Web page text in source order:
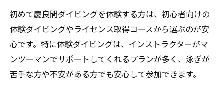
初心者向け午後ダイビングのおすすめポイ
ント
午後も安心な慶良間ダイビングショップ比
初めて慶良間ダイビングを体験する方は、初心者向けの
体験ダイビングやライセンス取得コースから選ぶのが安
心です。特に体験ダイビングは、インストラクターがマ
ンツーマンでサポートしてくれるプランが多く、泳ぎが
苦手な方や不安がある方でも安心して参加できます。